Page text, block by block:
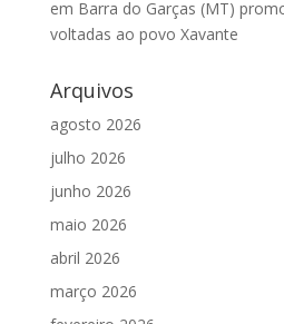
em Barra do Garças (MT)
voltadas ao povo Xavante
Arquivos
agosto 2026
julho 2026
junho 2026
maio 2026
abril 2026
março 2026